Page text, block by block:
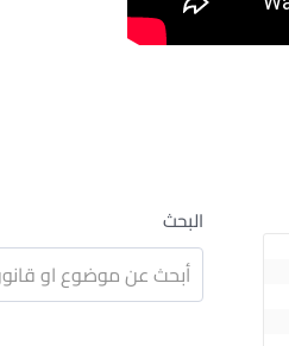
البحث